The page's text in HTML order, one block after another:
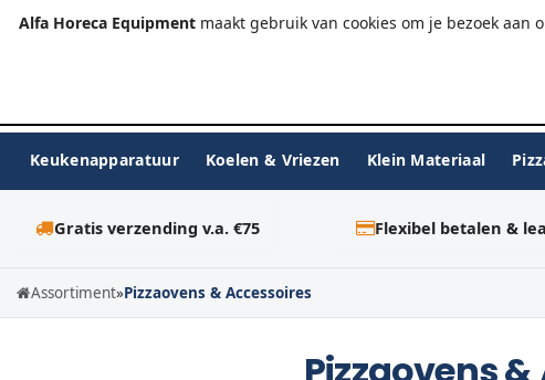
Alfa Horeca Equipmentmaakt gebruik van cookies om je bezoek aan
+31 (0)23-576 9984 info@alfahoreca.nl Ma-Vr 09:00 -
Keukenapparatuur Koelen & Vriezen Klein Materiaal
Gratis verzending v.a. €75 Flexibel betalen &
Assortiment»Pizzaovens & Accessoires